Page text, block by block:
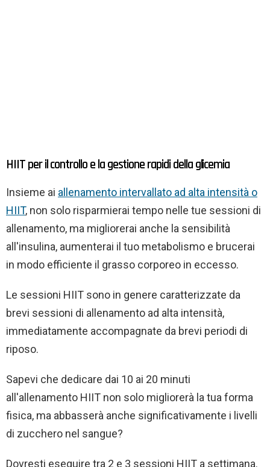
HIIT per il controllo e la gestione rapidi della glicemia
Insieme ai allenamento intervallato ad alta intensità o
HIIT, non solo risparmierai tempo nelle tue sessioni di
allenamento, ma migliorerai anche la sensibilità
all'insulina, aumenterai il tuo metabolismo e brucerai
in modo efficiente il grasso corporeo in eccesso.
Le sessioni HIIT sono in genere caratterizzate da
brevi sessioni di allenamento ad alta intensità,
immediatamente accompagnate da brevi periodi di
riposo.
Sapevi che dedicare dai 10 ai 20 minuti
all'allenamento HIIT non solo migliorerà la tua forma
fisica, ma abbasserà anche significativamente i livelli
di zucchero nel sangue?
Dovresti eseguire tra 2 e 3 sessioni HIIT a settimana.